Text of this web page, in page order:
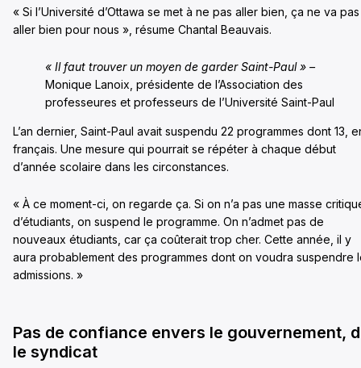
« Si l’Université d’Ottawa se met à ne pas aller bien, ça ne va pas
aller bien pour nous », résume Chantal Beauvais.
« Il faut trouver un moyen de garder Saint-Paul » –
Monique Lanoix, présidente de l’Association des
professeures et professeurs de l’Université Saint-Paul
L’an dernier, Saint-Paul avait suspendu 22 programmes dont 13,
français. Une mesure qui pourrait se répéter à chaque début
d’année scolaire dans les circonstances.
« À ce moment-ci, on regarde ça. Si on n’a pas une masse
d’étudiants, on suspend le programme. On n’admet pas de
nouveaux étudiants, car ça coûterait trop cher. Cette année, il y
aura probablement des programmes dont on voudra suspendre
admissions. »
Pas de confiance envers le gouvernement,
le syndicat